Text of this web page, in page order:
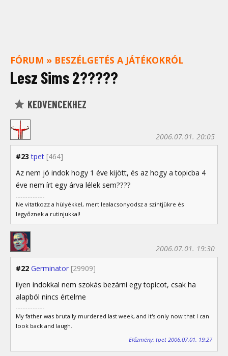
FÓRUM » BESZÉLGETÉS A JÁTÉKOKRÓL
Lesz Sims 2?????
KEDVENCEKHEZ
#23 tpet [464]
2006.07.01. 20:05
Az nem jó indok hogy 1 éve kijött, és az hogy a topicba 4
éve nem írt egy árva lélek sem????
Ne vitatkozz a hülyékkel, mert lealacsonyodsz a szintjükre és
legyőznek a rutinjukkal!
#22 Germinator [29909]
2006.07.01. 19:30
ilyen indokkal nem szokás bezárni egy topicot, csak ha
alapból nincs értelme
My father was brutally murdered last week, and it's only now that I can
look back and laugh.
Előzmény: tpet 2006.07.01. 19:27